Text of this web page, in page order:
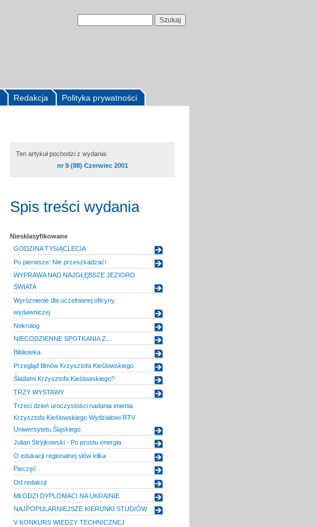
Polityka prywatności
Redakcja
Ten artykuł pochodzi z wydania:
nr 9 (88) Czerwiec 2001
Spis treści wydania
Niesklasyfikowane
GODZINA TYSIĄCLECIA
Po pierwsze: Nie przeszkadzać!
WYPRAWA NAD NAJGŁĘBSZE JEZIORO
ŚWIATA
Wyróżnienie dla uczelnianej oficyny
wydawniczej
Nekrolog
NIECODZIENNE SPOTKANIA Z...
Biblioteka
Przegląd filmów Krzysztofa Kieślowskiego
Śladami Krzysztofa Kieślowskiego?
TRZY WYSTAWY
Trzeci dzień uroczystości nadania imienia
Krzysztofa Kieślowskiego Wydziałowi RTV
Uniwersytetu Śląskiego
Julian Stryjkowski - Po prostu energia
O edukacji regionalnej słów kilka
Pieczęć
Od redakcji
MŁODZI DYPLOMACI NA UKRAINIE
NAJPOPULARNIEJSZE KIERUNKI STUDIÓW
V KONKURS WIEDZY TECHNICZNEJ